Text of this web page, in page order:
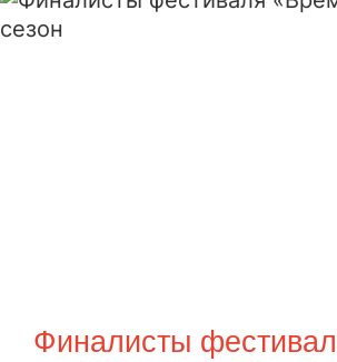
Финалисты